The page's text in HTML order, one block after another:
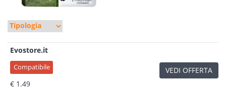
Evostore.it
Compatibile
€ 1.49
VEDI OFFERTA